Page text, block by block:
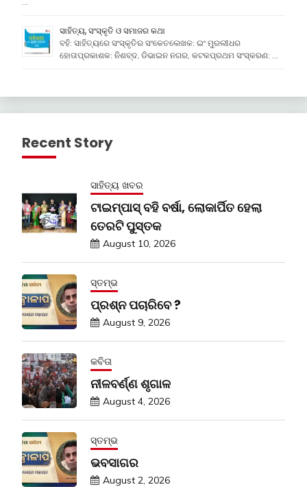
ସାହିତ୍ୟ, ସଂସ୍କୃତି ଓ ସମାଜର କଥା
ବହି: ସାହିତ୍ୟରେ ସଂସ୍କୃତିର ସଂକେତଲେଖକ: ଇଂ ମୁରଲୀଧର
ହୋତାପ୍ରକାଶକ: ନିଶବ୍ଦ, ଡିଭାଇନ ନଗର, କଟକପ୍ରଥମ ସଂସ୍କରଣ: …
Recent Story
ସାହିତ୍ୟ ଖବର
ଟାଇମ୍‍ପାସ୍‍ ବହି ବର୍ଷା, ଲୋକାର୍ପିତ ହେଲା
ତେରଟି ପୁସ୍ତକ
August 10, 2026
ସ୍ତମ୍ଭ
ପ୍ରଶ୍ନ ପଚାରିବେ ?
August 9, 2026
କବିତା
ନୀଳବର୍ଣ୍ଣ ଶୃଗାଳ
August 4, 2026
ସ୍ତମ୍ଭ
ଭବସାଗର
August 2, 2026